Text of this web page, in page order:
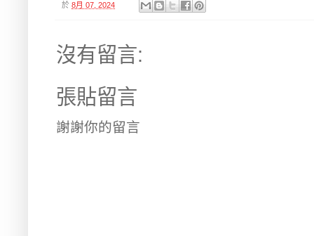
於 8月 07, 2024
沒有留言:
張貼留言
謝謝你的留言